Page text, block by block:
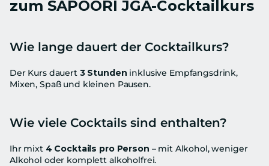
zum SAPOORI JGA-Cocktailkurs
Wie lange dauert der Cocktailkurs?
Der Kurs dauert 3 Stunden inklusive Empfangsdrink,
Mixen, Spaß und kleinen Pausen.
Wie viele Cocktails sind enthalten?
Ihr mixt 4 Cocktails pro Person – mit Alkohol, weniger
Alkohol oder komplett alkoholfrei.